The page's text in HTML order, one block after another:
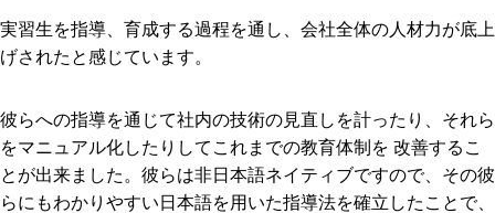
実習生を指導、育成する過程を通し、会社全体の人材力が底上
げされたと感じています。
彼らへの指導を通じて社内の技術の見直しを計ったり、それら
をマニュアル化したりしてこれまでの教育体制を 改善するこ
とが出来ました。彼らは非日本語ネイティブですので、その彼
らにもわかりやすい日本語を用いた指導法を確立したことで、